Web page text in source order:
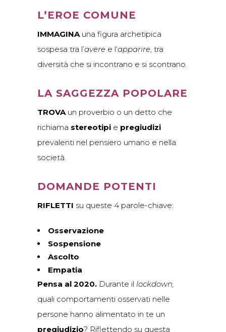
L’EROE COMUNE
IMMAGINAuna figura archetipica
sospesa tra l’avere e l’apparire, tra
diversità che si incontrano e si scontrano.
LA SAGGEZZA POPOLARE
TROVA un proverbio o un detto che
richiama stereotipi e pregiudizi
prevalenti nel pensiero umano e nella
società.
DOMANDE POTENTI
RIFLETTI su queste 4 parole-chiave:
Osservazione
Sospensione
Ascolto
Empatia
Pensa al 2020. Durante il lockdown,
quali comportamenti osservati nelle
persone hanno alimentato in te un
pregiudizio? Riflettendo su questa